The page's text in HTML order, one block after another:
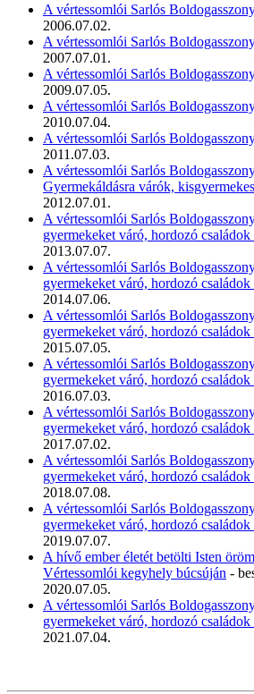
A vértessomlói Sarlós
2006.07.02.
A vértessomlói Sarlós
2007.07.01.
A vértessomlói Sarlós
2009.07.05.
A vértessomlói Sarlós
2010.07.04.
A vértessomlói Sarlós
2011.07.03.
A vértessomlói Sarlós
Gyermekáldásra várók,
2012.07.01.
A vértessomlói Sarlós
gyermekeket váró, hordozó családok
2013.07.07.
A vértessomlói Sarlós
gyermekeket váró, hordozó családok
2014.07.06.
A vértessomlói Sarlós
gyermekeket váró, hordozó családok
2015.07.05.
A vértessomlói Sarlós
gyermekeket váró, hordozó családok
2016.07.03.
A vértessomlói Sarlós
gyermekeket váró, hordozó családok
2017.07.02.
A vértessomlói Sarlós
gyermekeket váró, hordozó családok
2018.07.08.
A vértessomlói Sarlós
gyermekeket váró, hordozó családok
2019.07.07.
A hívő ember életét betölti Isten
Vértessomlói kegyhely búcsúján -
2020.07.05.
A vértessomlói Sarlós
gyermekeket váró, hordozó családok
2021.07.04.